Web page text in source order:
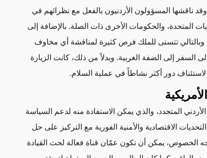
وقد ناقشها المسؤولون الأردنيون بالفعل مع نظرائهم في
المتحدة، والحكومات الأخرى ذات الصلة. بالإضافة إلى
تتسنى للملك فرص كثيرة لمناقشة أي مخاوف
السفر إلى الضفة الغربية. وبدلاً من ذلك، كانت الزيارة
دور أكثر نشاطاً في عملية السلام.
المتجدد، والذي يمكن الاستفادة منه لدعم السياسة
الاقتصادية والأمنية الفورية مع التركيز على حل
الخصوص، يمكن أن تكون عمّان قناة فعالة لحث القيادة